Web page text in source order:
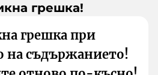
грешка!
грешка при
на съдържанието!